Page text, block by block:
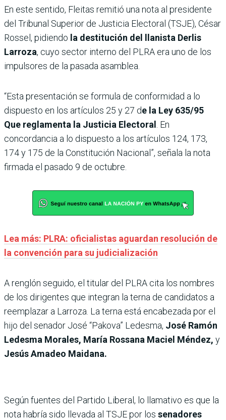
En este sentido, Fleitas remitió una nota al presidente
del Tribunal Superior de Justicia Electoral (TSJE), César
Rossel, pidiendo la destitución del llanista Derlis
Larroza, cuyo sector interno del PLRA era uno de los
impulsores de la pasada asamblea.
“Esta presentación se formula de conformidad a lo
dispuesto en los artículos 25 y 27 de la Ley 635/95
Que reglamenta la Justicia Electoral . En
concordancia a lo dispuesto a los artículos 124, 173,
174 y 175 de la Constitución Nacional”, señala la nota
firmada el pasado 9 de octubre.
Lea más: PLRA: oficialistas aguardan resolución de
la convención para su judicialización
A renglón seguido, el titular del PLRA cita los nombres
de los dirigentes que integran la terna de candidatos a
reemplazar a Larroza. La terna está encabezada por el
hijo del senador José “Pakova” Ledesma, José Ramón
Ledesma Morales, María Rossana Maciel Méndez, y
Jesús Amadeo Maidana.
Según fuentes del Partido Liberal, lo llamativo es que la
nota habría sido llevada al TSJE por los senadores